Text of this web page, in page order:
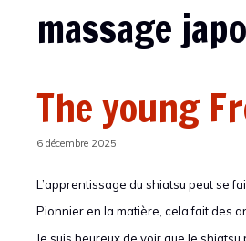
massage
The young
6 décembre 2025
L’apprentissage du shiatsu peut se
Pionnier en la matière, cela fait des
Je suis heureux de voir que le